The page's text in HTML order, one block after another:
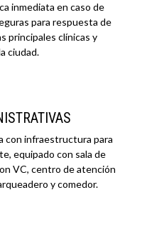
inmediata en caso de
para respuesta de
principales clínicas y
ciudad.
con infraestructura para
equipado con sala de
VC, centro de atención
y comedor.